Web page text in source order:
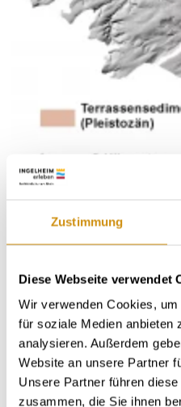
Zustimmung
Diese Webseite verwendet
Wir verwenden Cookies,
für soziale Medien anbieten
analysieren. Außerdem
Website an unsere Partner
Unsere Partner führen
zusammen, die Sie ihnen